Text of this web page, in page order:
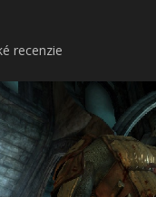
recenzie